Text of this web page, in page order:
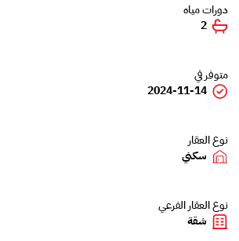
دورات مياه
2
متوفر في
2024-11-14
نوع العقار
سكني
نوع العقار الفرعي
شقة